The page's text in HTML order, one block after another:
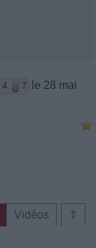
4 7
le 28 mai
⇑
Vidéos